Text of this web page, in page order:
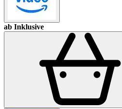
ab Inklusive